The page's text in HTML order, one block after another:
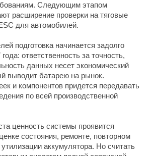
Следующим этапом
расширение проверки на тяговые
для автомобилей.
подготовка начинается задолго
ответственность за точность,
данных несет экономический
выводит батарею на рынок.
и компонентов придется передавать
по всей производственной
ценность системы проявится
состояния, ремонте, повторном
аккумулятора. Но считать